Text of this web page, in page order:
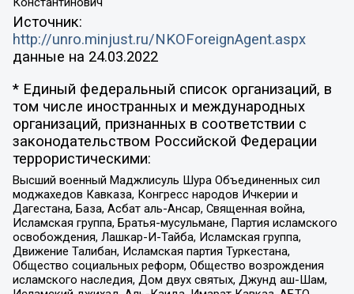
Источник:
http://unro.minjust.ru/NKOForeignAgent.aspx
данные на 24.03.2022
* Единый федеральный список организаций, в
том числе иностранных и международных
организаций, признанных в соответствии с
законодательством Российской Федерации
террористическими:
Высший военный Маджлисуль Шура Объединенных сил
моджахедов Кавказа, Конгресс народов Ичкерии и
Дагестана, База, Асбат аль-Ансар, Священная война,
Исламская группа, Братья-мусульмане, Партия исламского
освобождения, Лашкар-И-Тайба, Исламская группа,
Движение Талибан, Исламская партия Туркестана,
Общество социальных реформ, Общество возрождения
исламского наследия, Дом двух святых, Джунд аш-Шам,